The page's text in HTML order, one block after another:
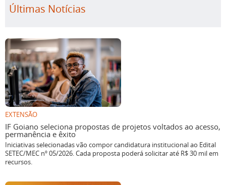
Últimas Notícias
EXTENSÃO
IF Goiano seleciona propostas de projetos voltados ao acesso,
permanência e êxito
Iniciativas selecionadas vão compor candidatura institucional ao Edital
SETEC/MEC nº 05/2026. Cada proposta poderá solicitar até R$ 30 mil em
recursos.